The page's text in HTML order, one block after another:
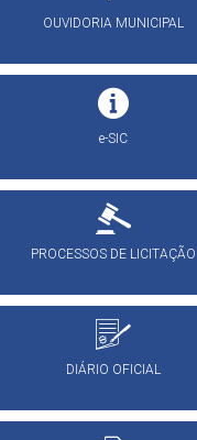
OUVIDORIA MUNICIPAL
e-SIC
PROCESSOS DE LICITAÇÃO
DIÁRIO OFICIAL